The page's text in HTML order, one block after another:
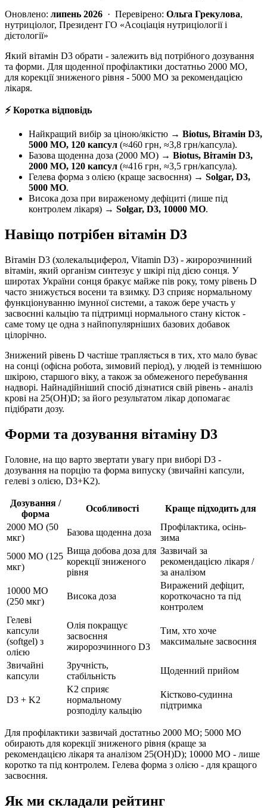
Оновлено: липень 2026 · Перевірено: Ольга Грекулова,
нутриціолог, Президент ГО «Асоціація нутриціології і
дієтології»
Який вітамін D3 обрати - залежить від потрібного дозування
та форми. Для щоденної профілактики достатньо 2000 МО,
для корекції зниженого рівня - 5000 МО за рекомендацією
лікаря.
⚡ Коротка відповідь
Найкращий вибір за ціною/якістю → Biotus, Вітамін D3,
5000 МО, 120 капсул (≈460 грн, ≈3,8 грн/капсула).
Базова щоденна доза (2000 МО) → Biotus, Вітамін D3,
2000 МО, 120 капсул (≈416 грн, ≈3,5 грн/капсула).
Гелева форма з олією (краще засвоєння) → Solgar, D3,
5000 МО.
Висока доза при вираженому дефіциті (лише під
контролем лікаря) → Solgar, D3, 10000 МО.
Навіщо потрібен вітамін D3
Вітамін D3 (холекальциферол, Vitamin D3) - жиророзчинний
вітамін, який організм синтезує у шкірі під дією сонця. У
широтах України сонця бракує майже пів року, тому рівень D
часто знижується восени та взимку. D3 сприяє нормальному
функціонуванню імунної системи, а також бере участь у
засвоєнні кальцію та підтримці нормального стану кісток -
саме тому це одна з найпопулярніших базових добавок
цілорічно.
Знижений рівень D частіше трапляється в тих, хто мало буває
на сонці (офісна робота, зимовий період), у людей із темнішою
шкірою, старшого віку, а також за обмеженого перебування
надворі. Найнадійніший спосіб дізнатися свій рівень - аналіз
крові на 25(OH)D; за його результатом лікар допомагає
підібрати дозу.
Форми та дозування вітаміну D3
Головне, на що варто звертати увагу при виборі D3 -
дозування на порцію та форма випуску (звичайні капсули,
гелеві з олією, D3+K2).
Дозування /
форма
Особливості
Краще підходить для
2000 МО (50
мкг)
Базова щоденна доза
Профілактика, осінь-
зима
5000 МО (125
мкг)
Вища добова доза для
корекції зниженого
рівня
Зазвичай за
рекомендацією лікаря /
за аналізом
10000 МО
(250 мкг)
Висока доза
Виражений дефіцит,
короткочасно та під
контролем
Гелеві
капсули
(softgel) з
олією
Олія покращує
засвоєння
жиророзчинного D3
Тим, хто хоче
максимальне засвоєння
Звичайні
капсули
Зручність,
стабільність
Щоденний прийом
D3 + K2
K2 сприяє
нормальному
розподілу кальцію
Кістково-судинна
підтримка
Для профілактики зазвичай достатньо 2000 МО; 5000 МО
обирають для корекції зниженого рівня (краще за
рекомендацією лікаря та аналізом 25(OH)D); 10000 МО - лише
коротко та під контролем. Гелева форма з олією - для кращого
засвоєння.
Як ми складали рейтинг